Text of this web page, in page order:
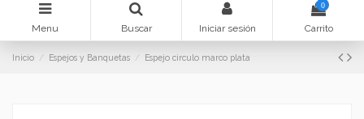
Menu Buscar Iniciar sesión
0
Carrito
Inicio Espejos y Banquetas Espejo circulo marco plata